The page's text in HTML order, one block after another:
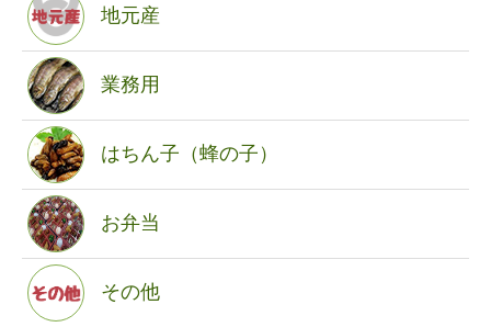
地元産
業務用
はちん子（蜂の子）
お弁当
その他